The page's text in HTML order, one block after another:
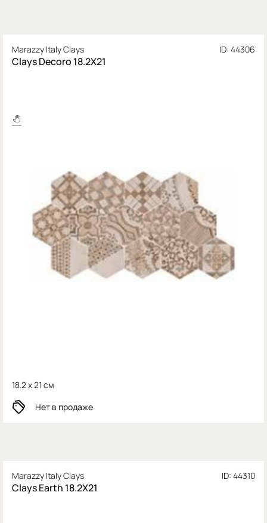
Marazzy Italy Clays ID: 44306
Clays Decoro 18.2X21
18.2 x 21 см
Нет в продаже
Marazzy Italy Clays ID: 44310
Clays Earth 18.2X21